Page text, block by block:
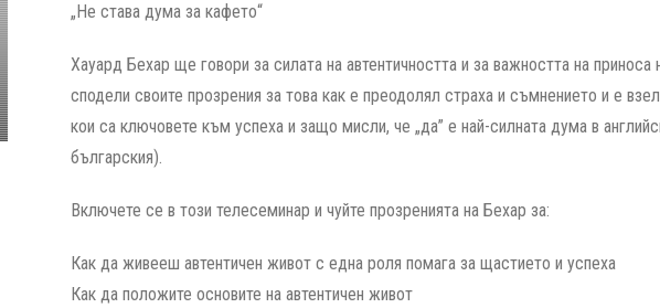
„Не става дума за кафето“
Хауард Бехар ще говори за силата на автентичността и за важността на
сподели своите прозрения за това как е преодолял страха и съмнението и е
кои са ключовете към успеха и защо мисли, че „да” е най-силната дума в
българския).
Включете се в този телесеминар и чуйте прозренията на Бехар за:
Как да живееш автентичен живот с една роля помага за щастието и успеха
Как да положите основите на автентичен живот